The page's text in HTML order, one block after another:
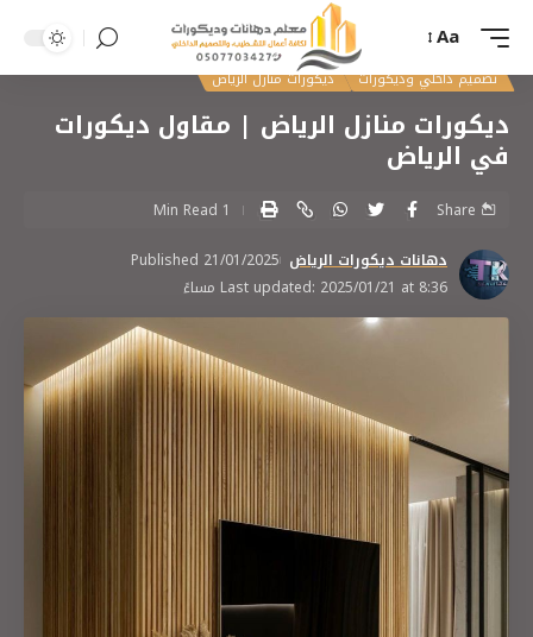
Aa
معلم ديكورات الرياض - تركيب ديكورات بالرياض>تصفح اعمال الديكورات
تصميم داخلي
تصميم داخلي وديكورات
ديكورات منازل الرياض
ديكورات منازل الرياض | مقاول ديكورات
في الرياض
Last updated: 2025/01/21 at 8:36 مساءً
دهانات ديكورات الرياض Published 21/01/2025
Share
1 Min Read